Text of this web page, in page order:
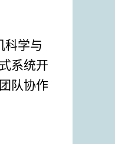
科学与
系统开
队协作